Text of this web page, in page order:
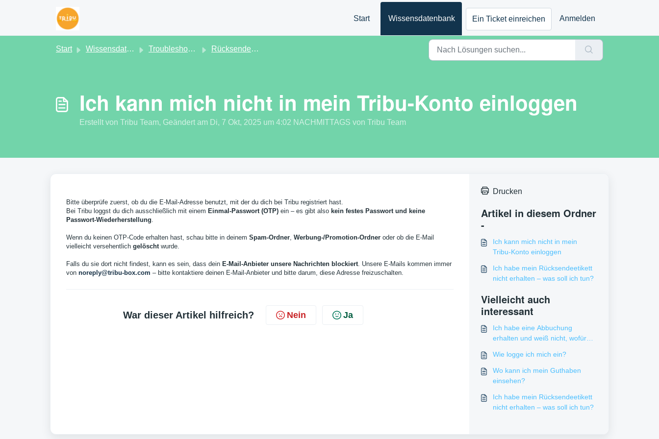
Start
Wissensdatenbank Ein Ticket einreichen Anmelden
Start Wissensdatenbank Troubleshooting Rücksendeetikett & Login-Probleme
Ich kann mich nicht in mein Tribu-Konto einloggen
Erstellt von Tribu Team, Geändert am Di, 7 Okt, 2025 um 4:02 NACHMITTAGS von Tribu Team
Bitte überprüfe zuerst, ob du die E-Mail-Adresse benutzt, mit der du dich bei Tribu registriert hast.
Bei Tribu loggst du dich ausschließlich mit einem Einmal-Passwort (OTP) ein – es gibt also kein festes Passwort und keine
Passwort-Wiederherstellung.
Wenn du keinen OTP-Code erhalten hast, schau bitte in deinem Spam-Ordner, Werbung-/Promotion-Ordner oder ob die E-Mail
vielleicht versehentlich gelöschtwurde.
Falls du sie dort nicht findest, kann es sein, dass dein E-Mail-Anbieter unsere Nachrichten blockiert. Unsere E-Mails kommen immer
von noreply@tribu-box.com – bitte kontaktiere deinen E-Mail-Anbieter und bitte darum, diese Adresse freizuschalten.
War dieser Artikel hilfreich? Nein Ja
Drucken
Artikel in diesem Ordner
-
Ich kann mich nicht in mein
Tribu-Konto einloggen
Ich habe mein Rücksendeetikett
nicht erhalten – was soll ich tun?
Vielleicht auch
interessant
Ich habe eine Abbuchung
erhalten und weiß nicht, wofür
Wie logge ich mich ein?
Wo kann ich mein Guthaben
einsehen?
Ich habe mein Rücksendeetikett
nicht erhalten – was soll ich tun?